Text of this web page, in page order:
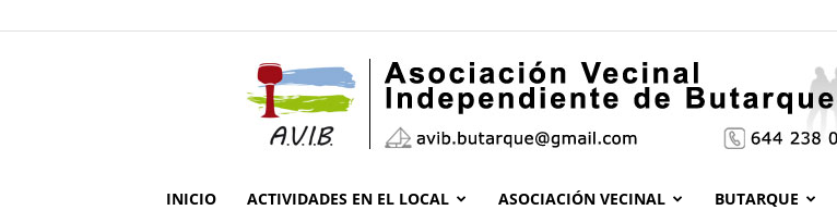
INICIO ACTIVIDADES EN EL LOCAL ASOCIACIÓN VECINAL BUTARQUE